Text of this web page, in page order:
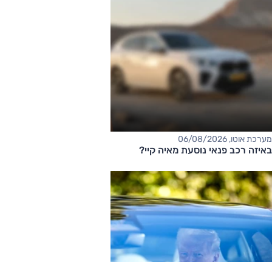
מערכת אוטו, 06/08/2026
באיזה רכב פנאי נוסעת מאיה קיי?